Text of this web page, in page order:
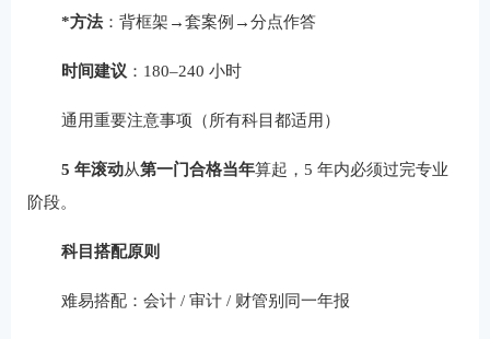
*方法：背框架→套案例→分点作答
时间建议 ：180–240 小时
通用重要注意事项（所有科目都适用）
5 年滚动从第一门合格当年算起，5 年内必须过完专业
阶段。
科目搭配原则
难易搭配：会计 / 审计 / 财管别同一年报